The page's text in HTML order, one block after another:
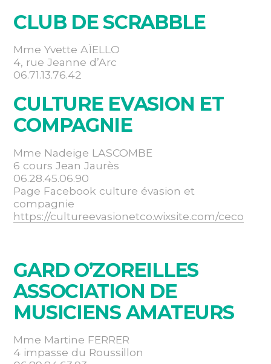
CLUB DE SCRABBLE
Mme Yvette AÏELLO
4, rue Jeanne d’Arc
06.71.13.76.42
CULTURE EVASION ET
COMPAGNIE
Mme Nadeige LASCOMBE
6 cours Jean Jaurès
06.28.45.06.90
Page Facebook culture évasion et
compagnie
https://cultureevasionetco.wixsite.com/ceco
GARD O’ZOREILLES
ASSOCIATION DE
MUSICIENS AMATEURS
Mme Martine FERRER
4 impasse du Roussillon